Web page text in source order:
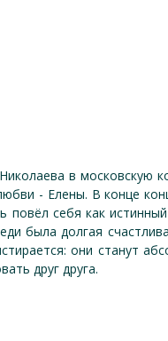
в московскую
- Елены. В конце
повёл себя как
была долгая
они станут
друг друга.